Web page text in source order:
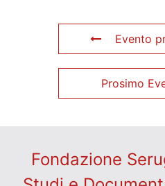
Evento
Prosimo
Fondazione